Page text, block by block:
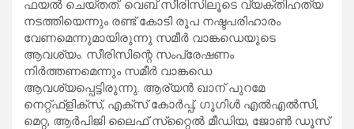
ഫയല്‍ ചെയ്തത്. വെബ് സീരിസിലൂടെ വ്യക്തിഹത്യ
നടത്തിയെന്നും രണ്ട് കോടി രൂപ നഷ്ടപരിഹാരം
വേണമെന്നുമായിരുന്നു സമീര്‍ വാങ്കഡെയുടെ
ആവശ്യം. സീരിസിന്റെ സംപ്രേഷണം
നിര്‍ത്തണമെന്നും സമീര്‍ വാങ്കഡെ
ആവശ്യപ്പെട്ടിരുന്നു. ആര്യന്‍ ഖാന് പുറമേ
നെറ്റ്ഫ്ളിക്സ്, എക്സ് കോര്‍പ്പ്, ഗൂഗിള്‍ എല്‍എല്‍സി,
മെറ്റ, ആര്‍പിജി ലൈഫ് സ്‌റ്റൈല്‍ മീഡിയ, ജോണ്‍ ഡൂസ്